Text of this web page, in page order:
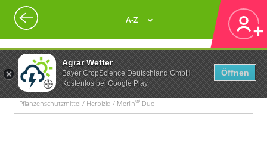
Agrar Wetter
Bayer CropScience Deutschland GmbH
Kostenlos bei Google Play
Öffnen
A-Z
Pflanzenschutzmittel / Herbizid / Merlin® Duo